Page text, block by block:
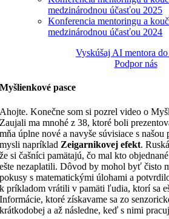
medzinárodnou účasťou 2025
Konferencia mentoringu a
medzinárodnou účasťou 2024
Vyskúšaj AI mentora
Podpor nás
Myšlienkové pasce
Ahojte. Konečne som si pozrel video o
Zaujali ma mnohé z 38, ktoré boli
mňa úplne nové a navyše súvisiace s
mysli napríklad Zeigarnikovej efekt.
že si čašníci pamätajú, čo mal kto
ešte nezaplatili. Dôvod by mohol byť čisto
pokusy s matematickými úlohami a
k príkladom vrátili v pamäti ľudia, ktorí sa
Informácie, ktoré získavame sa zo
krátkodobej a až následne, keď s nimi